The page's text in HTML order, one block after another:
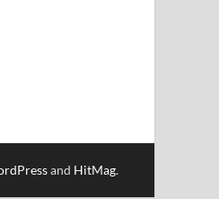
and HitMag.